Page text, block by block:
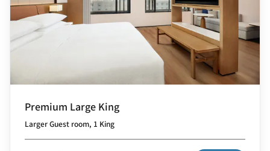
Premium Large King
Larger Guest room, 1 King